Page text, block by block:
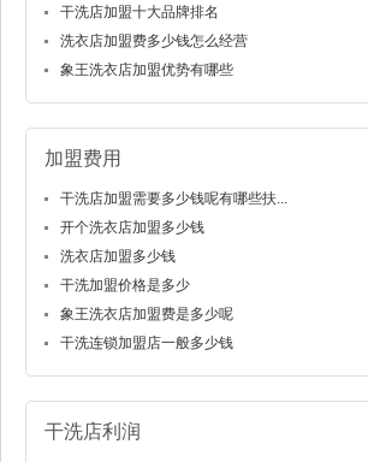
干洗店加盟十大品牌排名
洗衣店加盟费多少钱怎么经营
象王洗衣店加盟优势有哪些
加盟费用
干洗店加盟需要多少钱呢有哪些扶...
开个洗衣店加盟多少钱
洗衣店加盟多少钱
干洗加盟价格是多少
象王洗衣店加盟费是多少呢
干洗连锁加盟店一般多少钱
干洗店利润